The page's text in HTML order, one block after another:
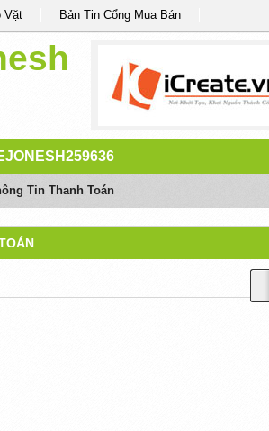
Vặt Bản Tin Cổng Mua Bán
Tin Thanh Toán